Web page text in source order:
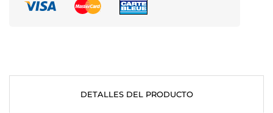
DETALLES DEL PRODUCTO